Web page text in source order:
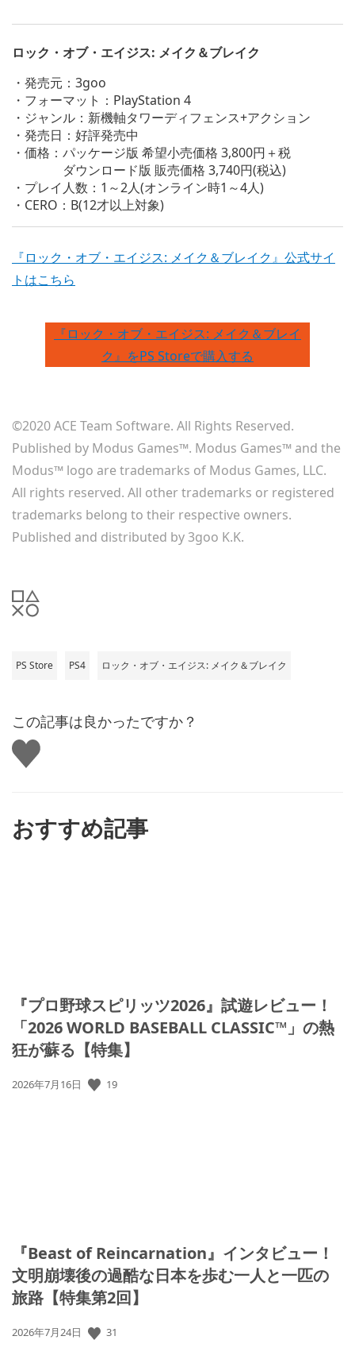
ロック・オブ・エイジス: メイク＆ブレイク
・発売元：3goo
・フォーマット：PlayStation 4
・ジャンル：新機軸タワーディフェンス+アクション
・発売日：好評発売中
・価格：パッケージ版 希望小売価格 3,800円＋税
ダウンロード版 販売価格 3,740円(税込)
・プレイ人数：1～2人(オンライン時1～4人)
・CERO：B(12才以上対象)
『ロック・オブ・エイジス: メイク＆ブレイク』公式サイ
トはこちら
『ロック・オブ・エイジス: メイク＆ブレイ
ク』をPS Storeで購入する
©2020 ACE Team Software. All Rights Reserved.
Published by Modus Games™. Modus Games™ and the
Modus™ logo are trademarks of Modus Games, LLC.
All rights reserved. All other trademarks or registered
trademarks belong to their respective owners.
Published and distributed by 3goo K.K.
PS Store PS4 ロック・オブ・エイジス: メイク＆ブレイク
この記事は良かったですか？
い
い
おすすめ記事
『プロ野球スピリッツ2026』試遊レビュー！
「2026 WORLD BASEBALL CLASSIC™」の熱
狂が蘇る【特集】
公
2026年7月16日 19
『Beast of Reincarnation』インタビュー！
文明崩壊後の過酷な日本を歩む一人と一匹の
旅路【特集第2回】
公
2026年7月24日 31